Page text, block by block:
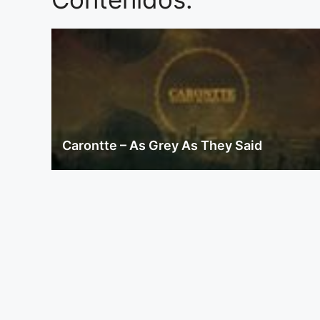
Carontte – As Grey As They Said